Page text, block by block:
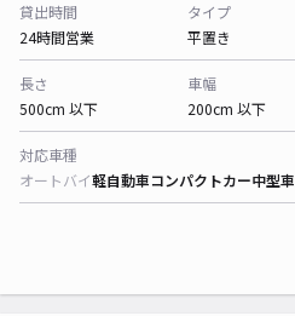
貸出時間
24時間営業
タイプ
平置き
長さ
500cm 以下
車幅
200cm 以下
対応車種
オートバイ軽自動車コンパクトカー中型車